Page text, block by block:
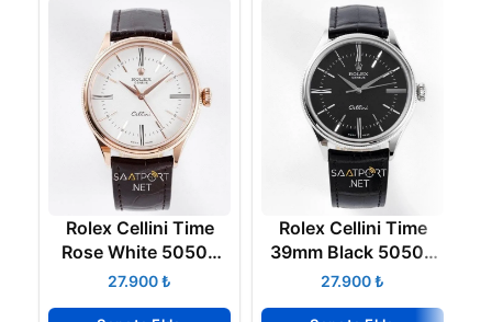
Rolex Cellini Time
Rose White 50509
Super Clone Eta Saat
₺
Rolex Cellini Time
39mm Black 50509
Super Clone Eta Saat
₺